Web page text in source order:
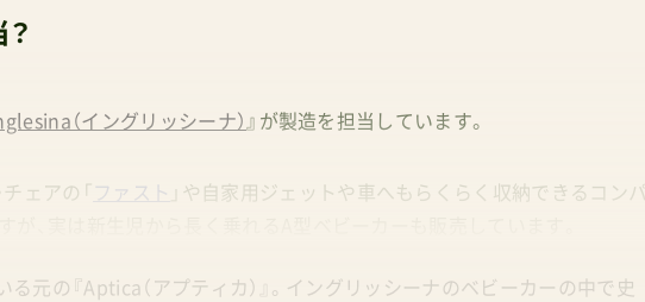
（イングリッシーナ） 』が製造を担当しています。
ェアの「 ファスト
」や自家用ジェットや車へもらくらく収納できるコン
元の『Aptica（アプティカ）』。イングリッシーナのベビーカーの中で史